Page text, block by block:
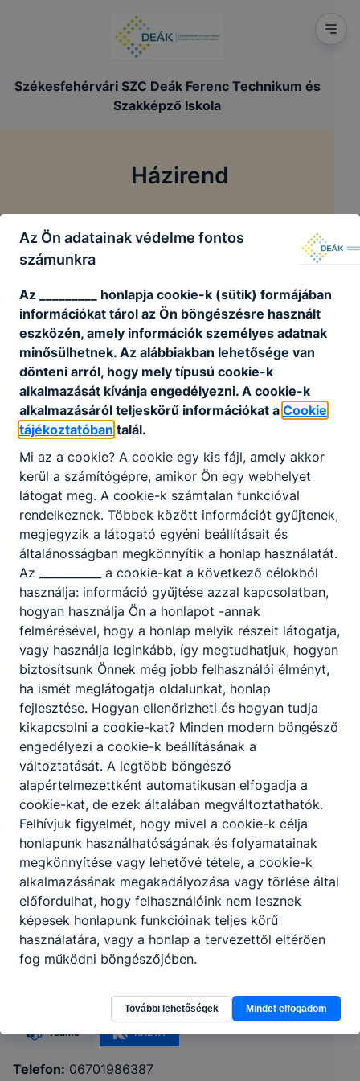
Székesfehérvári SZC Deák Ferenc Technikum és
Szakképző Iskola
Házirend
Házirend megtekintése
Partnereink
Székesfehérvári SZC Deák Ferenc
Technikum és Szakképző Iskola
8000 Székesfehérvár, Károly János u. 32.
Teams KRÉTA
Telefon: 06701986387
Az Ön adatainak védelme fontos
számunkra
Az _________ honlapja cookie-k (sütik) formájában
információkat tárol az Ön böngészésre használt
eszközén, amely információk személyes adatnak
minősülhetnek. Az alábbiakban lehetősége van
dönteni arról, hogy mely típusú cookie-k
alkalmazását kívánja engedélyezni. A cookie-k
alkalmazásáról teljeskörű információkat a Cookie
tájékoztatóban talál.
Mi az a cookie? A cookie egy kis fájl, amely akkor
kerül a számítógépre, amikor Ön egy webhelyet
látogat meg. A cookie-k számtalan funkcióval
rendelkeznek. Többek között információt gyűjtenek,
megjegyzik a látogató egyéni beállításait és
általánosságban megkönnyítik a honlap használatát.
Az ___________ a cookie-kat a következő célokból
használja: információ gyűjtése azzal kapcsolatban,
hogyan használja Ön a honlapot -annak
felmérésével, hogy a honlap melyik részeit látogatja,
vagy használja leginkább, így megtudhatjuk, hogyan
biztosítsunk Önnek még jobb felhasználói élményt,
ha ismét meglátogatja oldalunkat, honlap
fejlesztése. Hogyan ellenőrizheti és hogyan tudja
kikapcsolni a cookie-kat? Minden modern böngésző
engedélyezi a cookie-k beállításának a
változtatását. A legtöbb böngésző
alapértelmezettként automatikusan elfogadja a
cookie-kat, de ezek általában megváltoztathatók.
Felhívjuk figyelmét, hogy mivel a cookie-k célja
honlapunk használhatóságának és folyamatainak
megkönnyítése vagy lehetővé tétele, a cookie-k
alkalmazásának megakadályozása vagy törlése által
előfordulhat, hogy felhasználóink nem lesznek
képesek honlapunk funkcióinak teljes körű
használatára, vagy a honlap a tervezettől eltérően
fog működni böngészőjében.
További lehetőségek Mindet elfogadom